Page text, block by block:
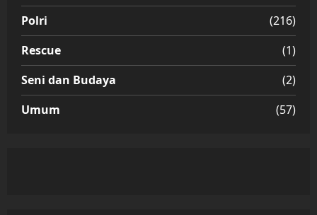
Polri
(216)
Rescue
(1)
Seni dan Budaya
(2)
Umum
(57)